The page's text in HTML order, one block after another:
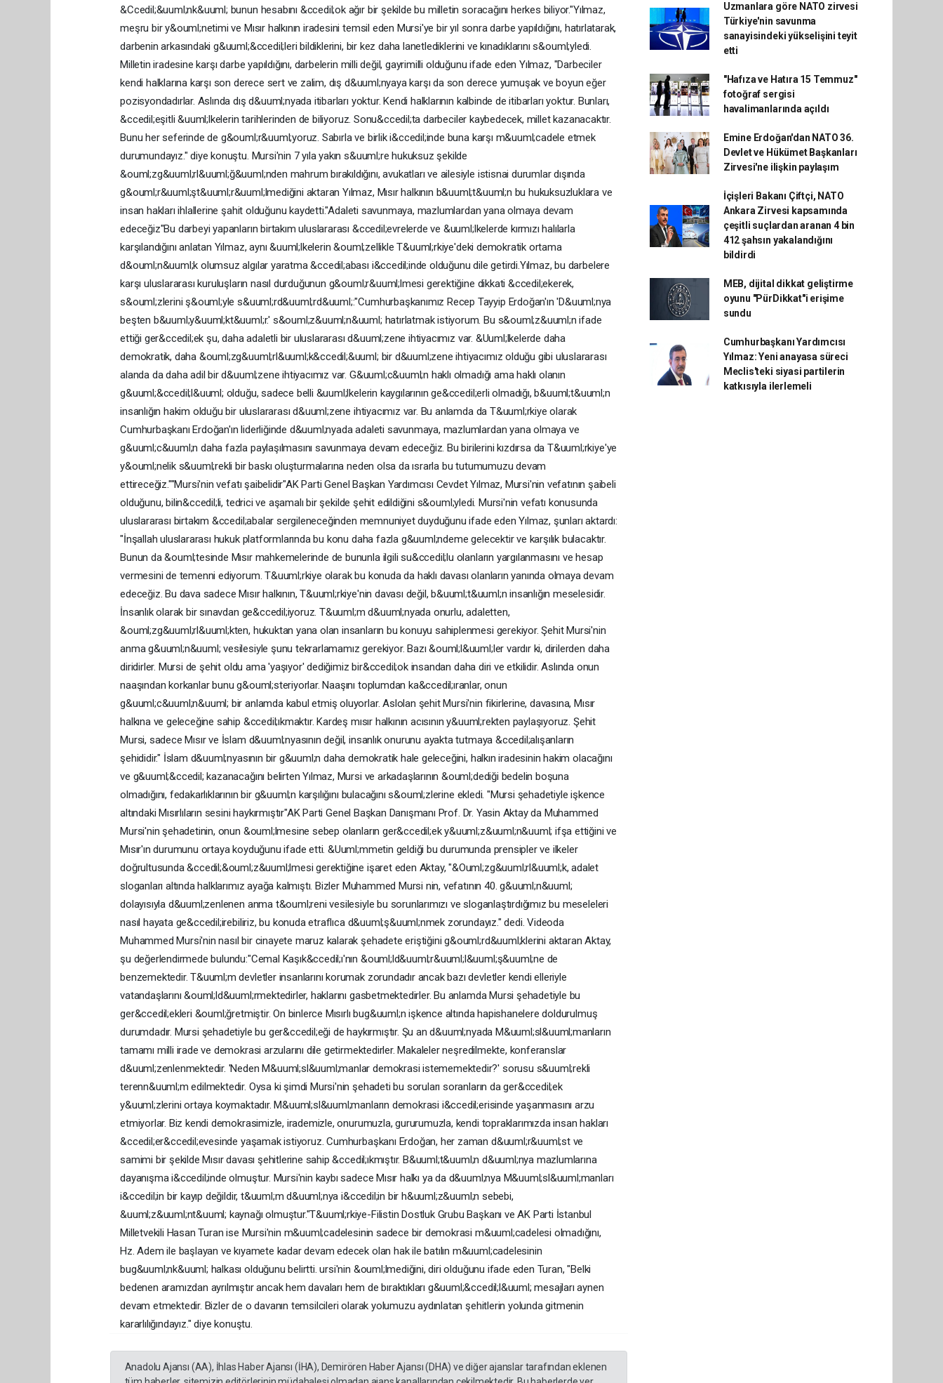
&Ccedil;&uuml;nk&uuml; bunun hesabını &ccedil;ok ağır bir şekilde bu milletin soracağını herkes biliyor."Yılmaz,
meşru bir y&ouml;netimi ve Mısır halkının iradesini temsil eden Mursi'ye bir yıl sonra darbe yapıldığını, hatırlatarak,
darbenin arkasındaki g&uuml;&ccedil;leri bildiklerini, bir kez daha lanetlediklerini ve kınadıklarını s&ouml;yledi.
Milletin iradesine karşı darbe yapıldığını, darbelerin milli değil, gayrimilli olduğunu ifade eden Yılmaz, "Darbeciler
kendi halklarına karşı son derece sert ve zalim, dış d&uuml;nyaya karşı da son derece yumuşak ve boyun eğer
pozisyondadırlar. Aslında dış d&uuml;nyada itibarları yoktur. Kendi halklarının kalbinde de itibarları yoktur. Bunları,
&ccedil;eşitli &uuml;lkelerin tarihlerinden de biliyoruz. Sonu&ccedil;ta darbeciler kaybedecek, millet kazanacaktır.
Bunu her seferinde de g&ouml;r&uuml;yoruz. Sabırla ve birlik i&ccedil;inde buna karşı m&uuml;cadele etmek
durumundayız." diye konuştu. Mursi'nin 7 yıla yakın s&uuml;re hukuksuz şekilde
&ouml;zg&uuml;rl&uuml;ğ&uuml;nden mahrum bırakıldığını, avukatları ve ailesiyle istisnai durumlar dışında
g&ouml;r&uuml;şt&uuml;r&uuml;lmediğini aktaran Yılmaz, Mısır halkının b&uuml;t&uuml;n bu hukuksuzluklara ve
insan hakları ihlallerine şahit olduğunu kaydetti."Adaleti savunmaya, mazlumlardan yana olmaya devam
edeceğiz"Bu darbeyi yapanların birtakım uluslararası &ccedil;evrelerde ve &uuml;lkelerde kırmızı halılarla
karşılandığını anlatan Yılmaz, aynı &uuml;lkelerin &ouml;zellikle T&uuml;rkiye'deki demokratik ortama
d&ouml;n&uuml;k olumsuz algılar yaratma &ccedil;abası i&ccedil;inde olduğunu dile getirdi.Yılmaz, bu darbelere
karşı uluslararası kuruluşların nasıl durduğunun g&ouml;r&uuml;lmesi gerektiğine dikkati &ccedil;ekerek,
s&ouml;zlerini ş&ouml;yle s&uuml;rd&uuml;rd&uuml;:"Cumhurbaşkanımız Recep Tayyip Erdoğan'ın 'D&uuml;nya
beşten b&uuml;y&uuml;kt&uuml;r.' s&ouml;z&uuml;n&uuml; hatırlatmak istiyorum. Bu s&ouml;z&uuml;n ifade
ettiği ger&ccedil;ek şu, daha adaletli bir uluslararası d&uuml;zene ihtiyacımız var. &Uuml;lkelerde daha
demokratik, daha &ouml;zg&uuml;rl&uuml;k&ccedil;&uuml; bir d&uuml;zene ihtiyacımız olduğu gibi uluslararası
alanda da daha adil bir d&uuml;zene ihtiyacımız var. G&uuml;c&uuml;n haklı olmadığı ama haklı olanın
g&uuml;&ccedil;l&uuml; olduğu, sadece belli &uuml;lkelerin kaygılarının ge&ccedil;erli olmadığı, b&uuml;t&uuml;n
insanlığın hakim olduğu bir uluslararası d&uuml;zene ihtiyacımız var. Bu anlamda da T&uuml;rkiye olarak
Cumhurbaşkanı Erdoğan'ın liderliğinde d&uuml;nyada adaleti savunmaya, mazlumlardan yana olmaya ve
g&uuml;c&uuml;n daha fazla paylaşılmasını savunmaya devam edeceğiz. Bu birilerini kızdırsa da T&uuml;rkiye'ye
y&ouml;nelik s&uuml;rekli bir baskı oluşturmalarına neden olsa da ısrarla bu tutumumuzu devam
ettireceğiz.""Mursi'nin vefatı şaibelidir"AK Parti Genel Başkan Yardımcısı Cevdet Yılmaz, Mursi'nin vefatının şaibeli
olduğunu, bilin&ccedil;li, tedrici ve aşamalı bir şekilde şehit edildiğini s&ouml;yledi. Mursi'nin vefatı konusunda
uluslararası birtakım &ccedil;abalar sergileneceğinden memnuniyet duyduğunu ifade eden Yılmaz, şunları aktardı:
"İnşallah uluslararası hukuk platformlarında bu konu daha fazla g&uuml;ndeme gelecektir ve karşılık bulacaktır.
Bunun da &ouml;tesinde Mısır mahkemelerinde de bununla ilgili su&ccedil;lu olanların yargılanmasını ve hesap
vermesini de temenni ediyorum. T&uuml;rkiye olarak bu konuda da haklı davası olanların yanında olmaya devam
edeceğiz. Bu dava sadece Mısır halkının, T&uuml;rkiye'nin davası değil, b&uuml;t&uuml;n insanlığın meselesidir.
İnsanlık olarak bir sınavdan ge&ccedil;iyoruz. T&uuml;m d&uuml;nyada onurlu, adaletten,
&ouml;zg&uuml;rl&uuml;kten, hukuktan yana olan insanların bu konuyu sahiplenmesi gerekiyor. Şehit Mursi'nin
anma g&uuml;n&uuml; vesilesiyle şunu tekrarlamamız gerekiyor. Bazı &ouml;l&uuml;ler vardır ki, dirilerden daha
diridirler. Mursi de şehit oldu ama 'yaşıyor' dediğimiz bir&ccedil;ok insandan daha diri ve etkilidir. Aslında onun
naaşından korkanlar bunu g&ouml;steriyorlar. Naaşını toplumdan ka&ccedil;ıranlar, onun
g&uuml;c&uuml;n&uuml; bir anlamda kabul etmiş oluyorlar. Aslolan şehit Mursi'nin fikirlerine, davasına, Mısır
halkına ve geleceğine sahip &ccedil;ıkmaktır. Kardeş mısır halkının acısının y&uuml;rekten paylaşıyoruz. Şehit
Mursi, sadece Mısır ve İslam d&uuml;nyasının değil, insanlık onurunu ayakta tutmaya &ccedil;alışanların
şehididir." İslam d&uuml;nyasının bir g&uuml;n daha demokratik hale geleceğini, halkın iradesinin hakim olacağını
ve g&uuml;&ccedil; kazanacağını belirten Yılmaz, Mursi ve arkadaşlarının &ouml;dediği bedelin boşuna
olmadığını, fedakarlıklarının bir g&uuml;n karşılığını bulacağını s&ouml;zlerine ekledi. "Mursi şehadetiyle işkence
altındaki Mısırlıların sesini haykırmıştır"AK Parti Genel Başkan Danışmanı Prof. Dr. Yasin Aktay da Muhammed
Mursi'nin şehadetinin, onun &ouml;lmesine sebep olanların ger&ccedil;ek y&uuml;z&uuml;n&uuml; ifşa ettiğini ve
Mısır'ın durumunu ortaya koyduğunu ifade etti. &Uuml;mmetin geldiği bu durumunda prensipler ve ilkeler
doğrultusunda &ccedil;&ouml;z&uuml;lmesi gerektiğine işaret eden Aktay, "&Ouml;zg&uuml;rl&uuml;k, adalet
sloganları altında halklarımız ayağa kalmıştı. Bizler Muhammed Mursi nin, vefatının 40. g&uuml;n&uuml;
dolayısıyla d&uuml;zenlenen anma t&ouml;reni vesilesiyle bu sorunlarımızı ve sloganlaştırdığımız bu meseleleri
nasıl hayata ge&ccedil;irebiliriz, bu konuda etraflıca d&uuml;ş&uuml;nmek zorundayız." dedi. Videoda
Muhammed Mursi'nin nasıl bir cinayete maruz kalarak şehadete eriştiğini g&ouml;rd&uuml;klerini aktaran Aktay,
şu değerlendirmede bulundu:"Cemal Kaşık&ccedil;ı'nın &ouml;ld&uuml;r&uuml;l&uuml;ş&uuml;ne de
benzemektedir. T&uuml;m devletler insanlarını korumak zorundadır ancak bazı devletler kendi elleriyle
vatandaşlarını &ouml;ld&uuml;rmektedirler, haklarını gasbetmektedirler. Bu anlamda Mursi şehadetiyle bu
ger&ccedil;ekleri &ouml;ğretmiştir. On binlerce Mısırlı bug&uuml;n işkence altında hapishanelere doldurulmuş
durumdadır. Mursi şehadetiyle bu ger&ccedil;eği de haykırmıştır. Şu an d&uuml;nyada M&uuml;sl&uuml;manların
tamamı milli irade ve demokrasi arzularını dile getirmektedirler. Makaleler neşredilmekte, konferanslar
d&uuml;zenlenmektedir. 'Neden M&uuml;sl&uuml;manlar demokrasi istememektedir?' sorusu s&uuml;rekli
terenn&uuml;m edilmektedir. Oysa ki şimdi Mursi'nin şehadeti bu soruları soranların da ger&ccedil;ek
y&uuml;zlerini ortaya koymaktadır. M&uuml;sl&uuml;manların demokrasi i&ccedil;erisinde yaşanmasını arzu
etmiyorlar. Biz kendi demokrasimizle, irademizle, onurumuzla, gururumuzla, kendi topraklarımızda insan hakları
&ccedil;er&ccedil;evesinde yaşamak istiyoruz. Cumhurbaşkanı Erdoğan, her zaman d&uuml;r&uuml;st ve
samimi bir şekilde Mısır davası şehitlerine sahip &ccedil;ıkmıştır. B&uuml;t&uuml;n d&uuml;nya mazlumlarına
dayanışma i&ccedil;inde olmuştur. Mursi'nin kaybı sadece Mısır halkı ya da d&uuml;nya M&uuml;sl&uuml;manları
i&ccedil;in bir kayıp değildir, t&uuml;m d&uuml;nya i&ccedil;in bir h&uuml;z&uuml;n sebebi,
&uuml;z&uuml;nt&uuml; kaynağı olmuştur."T&uuml;rkiye-Filistin Dostluk Grubu Başkanı ve AK Parti İstanbul
Milletvekili Hasan Turan ise Mursi'nin m&uuml;cadelesinin sadece bir demokrasi m&uuml;cadelesi olmadığını,
Hz. Adem ile başlayan ve kıyamete kadar devam edecek olan hak ile batılın m&uuml;cadelesinin
bug&uuml;nk&uuml; halkası olduğunu belirtti. ursi'nin &ouml;lmediğini, diri olduğunu ifade eden Turan, "Belki
bedenen aramızdan ayrılmıştır ancak hem davaları hem de bıraktıkları g&uuml;&ccedil;l&uuml; mesajları aynen
devam etmektedir. Bizler de o davanın temsilcileri olarak yolumuzu aydınlatan şehitlerin yolunda gitmenin
kararlılığındayız." diye konuştu.
Anadolu Ajansı (AA), İhlas Haber Ajansı (İHA), Demirören Haber Ajansı (DHA) ve diğer ajanslar tarafından eklenen
Uzmanlara göre NATO zirvesi
Türkiye'nin savunma
sanayisindeki yükselişini teyit
etti
"Hafıza ve Hatıra 15 Temmuz"
fotoğraf sergisi
havalimanlarında açıldı
Emine Erdoğan'dan NATO 36.
Devlet ve Hükümet Başkanları
Zirvesi'ne ilişkin paylaşım
İçişleri Bakanı Çiftçi, NATO
Ankara Zirvesi kapsamında
çeşitli suçlardan aranan 4 bin
412 şahsın yakalandığını
bildirdi
MEB, dijital dikkat geliştirme
oyunu "PürDikkat"i erişime
sundu
Cumhurbaşkanı Yardımcısı
Yılmaz: Yeni anayasa süreci
Meclis'teki siyasi partilerin
katkısıyla ilerlemeli